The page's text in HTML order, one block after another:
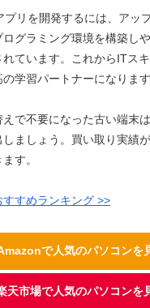
プリを開発するには、アッ
グラミング環境を構築し
れています。これからITス
学習パートナーになります
で不要になった古い端末
ましょう。買い取り実績
す。
すめランキング >>
で人気のパソコンを
天市場で人気のパソコンを